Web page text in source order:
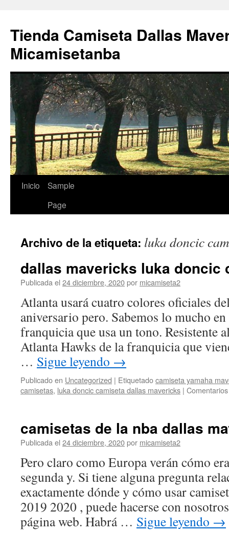
Tienda Camiseta Dallas
Micamisetanba
Saltar
Inicio
Sample
Page
Archivo de la etiqueta: luka doncic
dallas mavericks luka doncic
Publicada el 24 diciembre, 2020por micamiseta2
Atlanta usará cuatro colores oficiales
aniversario pero. Sabemos lo mucho
franquicia que usa un tono. Resistente
Atlanta Hawks de la franquicia que
… Sigue leyendo →
Publicado en Uncategorized | Etiquetadocamiseta yamaha
camisetas, luka doncic camiseta dallas mavericks |
camisetas de la nba dallas
Publicada el 24 diciembre, 2020por micamiseta2
Pero claro como Europa verán cómo
segunda y. Si tiene alguna pregunta
exactamente dónde y cómo usar
2019 2020 , puede hacerse con
página web. Habrá … Sigue leyendo →